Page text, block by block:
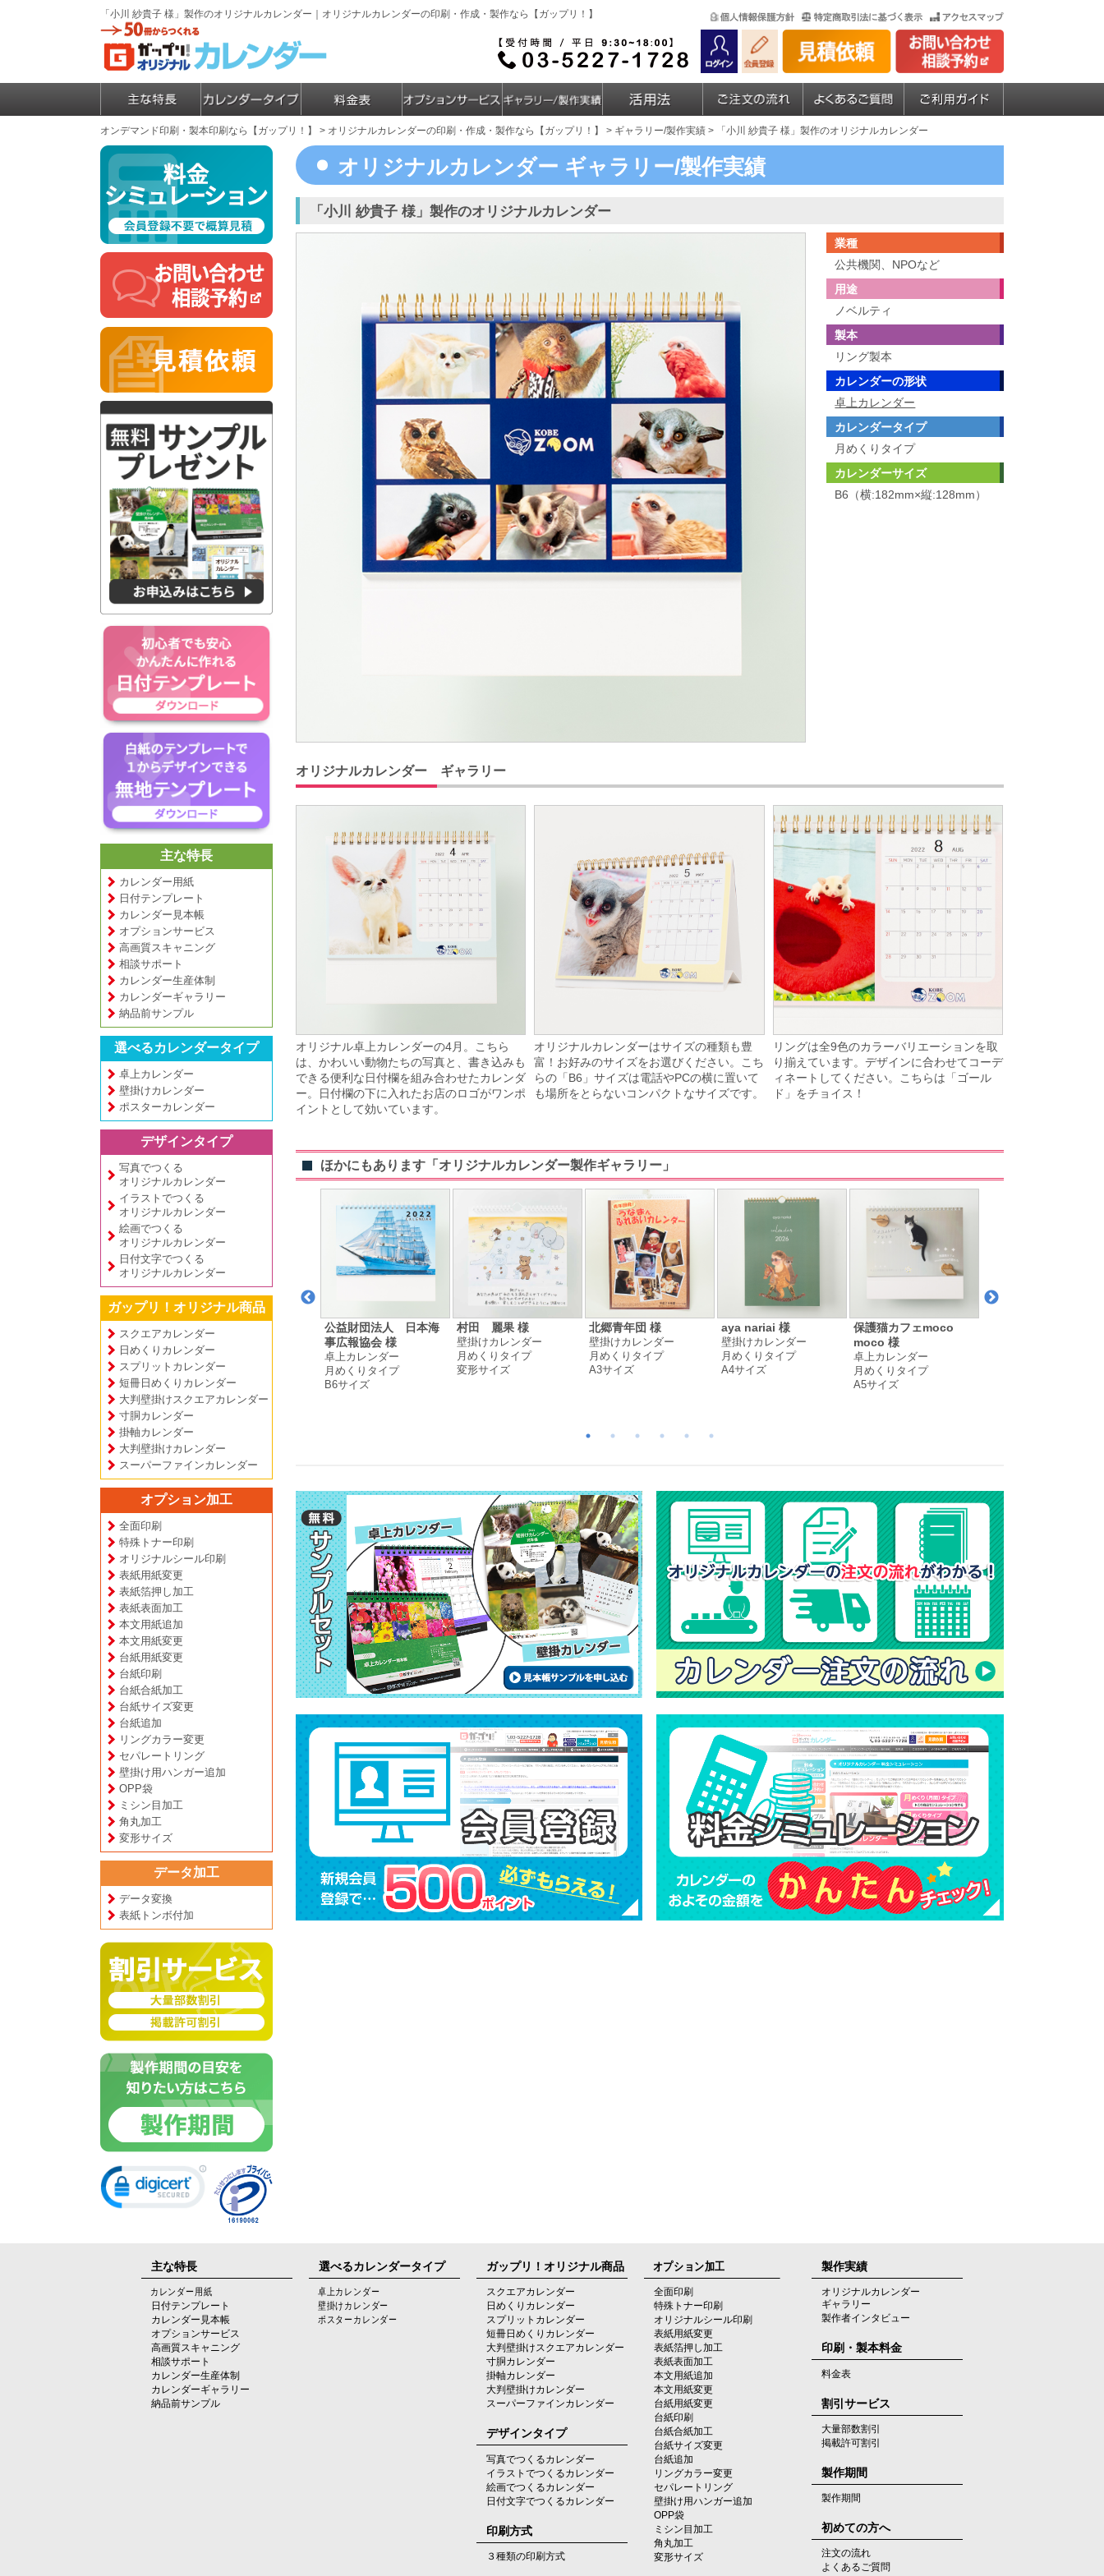
「小川 紗貴子 様」製作のオリジナルカレンダー｜オリジナルカレンダーの印刷・作成・製作なら【ガップリ！】
オンデマンド印刷・製本印刷なら【ガップリ！】 > オリジナルカレンダーの印刷・作成・製作なら【ガップリ！】 > ギャラリー/製作実績 > 「小川 紗貴子 様」製作のオリジナルカレンダー
主な特長
カレンダー用紙
日付テンプレート
カレンダー見本帳
オプションサービス
高画質スキャニング
相談サポート
カレンダー生産体制
カレンダーギャラリー
納品前サンプル
選べるカレンダータイプ
卓上カレンダー
壁掛けカレンダー
ポスターカレンダー
デザインタイプ
写真でつくる
オリジナルカレンダー
イラストでつくる
オリジナルカレンダー
絵画でつくる
オリジナルカレンダー
日付文字でつくる
オリジナルカレンダー
ガップリ！オリジナル商品
スクエアカレンダー
日めくりカレンダー
スプリットカレンダー
短冊日めくりカレンダー
大判壁掛けスクエアカレンダー
寸胴カレンダー
掛軸カレンダー
大判壁掛けカレンダー
スーパーファインカレンダー
オプション加工
全面印刷
特殊トナー印刷
オリジナルシール印刷
表紙用紙変更
表紙箔押し加工
表紙表面加工
本文用紙追加
本文用紙変更
台紙用紙変更
台紙印刷
台紙合紙加工
台紙サイズ変更
台紙追加
リングカラー変更
セパレートリング
壁掛け用ハンガー追加
OPP袋
ミシン目加工
角丸加工
変形サイズ
データ加工
データ変換
表紙トンボ付加
オリジナルカレンダー ギャラリー/製作実績
「小川 紗貴子 様」製作のオリジナルカレンダー
業種
公共機関、NPOなど
用途
ノベルティ
製本
リング製本
カレンダーの形状
卓上カレンダー
カレンダータイプ
月めくりタイプ
カレンダーサイズ
B6（横:182mm×縦:128mm）
オリジナルカレンダー ギャラリー
オリジナル卓上カレンダーの4月。こちら
は、かわいい動物たちの写真と、書き込みも
できる便利な日付欄を組み合わせたカレンダ
ー。日付欄の下に入れたお店のロゴがワンポ
イントとして効いています。
オリジナルカレンダーはサイズの種類も豊
富！お好みのサイズをお選びください。こち
らの「B6」サイズは電話やPCの横に置いて
も場所をとらないコンパクトなサイズです。
リングは全9色のカラーバリエーションを取
り揃えています。デザインに合わせてコーデ
ィネートしてください。こちらは「ゴール
ド」をチョイス！
ほかにもあります「オリジナルカレンダー製作ギャラリー」
レシピ本StayHome製
卓上カレンダー
日めくりタイプ
A5変形サイズ
山田 明義 様
卓上カレンダー
月めくりタイプ
A5サイズ
公益財団法人 日本海
事広報協会 様
卓上カレンダー
月めくりタイプ
B6サイズ
村田 麗果 様
壁掛けカレンダー
月めくりタイプ
変形サイズ
北郷青年団 様
壁掛けカレンダー
月めくりタイプ
A3サイズ
aya nariai 様
壁掛けカレンダー
月めくりタイプ
A4サイズ
保護猫カフェmoco
moco 様
卓上カレンダー
月めくりタイプ
A5サイズ
主な特長
カレンダー用紙
日付テンプレート
カレンダー見本帳
オプションサービス
高画質スキャニング
相談サポート
カレンダー生産体制
カレンダーギャラリー
納品前サンプル
選べるカレンダータイプ
卓上カレンダー
壁掛けカレンダー
ポスターカレンダー
ガップリ！オリジナル商品
スクエアカレンダー
日めくりカレンダー
スプリットカレンダー
短冊日めくりカレンダー
大判壁掛けスクエアカレンダー
寸胴カレンダー
掛軸カレンダー
大判壁掛けカレンダー
スーパーファインカレンダー
デザインタイプ
写真でつくるカレンダー
イラストでつくるカレンダー
絵画でつくるカレンダー
日付文字でつくるカレンダー
印刷方式
３種類の印刷方式
オプション加工
全面印刷
特殊トナー印刷
オリジナルシール印刷
表紙用紙変更
表紙箔押し加工
表紙表面加工
本文用紙追加
本文用紙変更
台紙用紙変更
台紙印刷
台紙合紙加工
台紙サイズ変更
台紙追加
リングカラー変更
セパレートリング
壁掛け用ハンガー追加
OPP袋
ミシン目加工
角丸加工
変形サイズ
製作実績
オリジナルカレンダー
ギャラリー
製作者インタビュー
印刷・製本料金
料金表
割引サービス
大量部数割引
掲載許可割引
製作期間
製作期間
初めての方へ
注文の流れ
よくあるご質問